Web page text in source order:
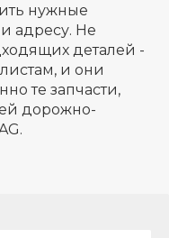
нужные
адресу. Не
деталей -
и они
те запчасти,
дорожно-